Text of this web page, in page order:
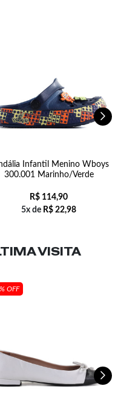
Infantil Menino Wboys
300.001 Marinho/Verde
R$ 114,90
5x de R$ 22,98
VISITA
OFF